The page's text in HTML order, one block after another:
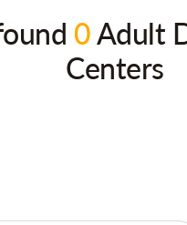
0Adult
Centers